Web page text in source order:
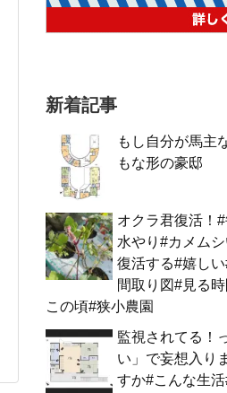
新着記事
もし自分が馬主
もな形の豪邸
オクラ君復活！
水やり#カメム
復活する#嬉し
間取り図#見る
この頃#狭小農園
監視されてる！
い」で妄想入り
すか#こんな生